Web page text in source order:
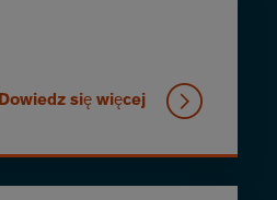
Dowiedz się więcej